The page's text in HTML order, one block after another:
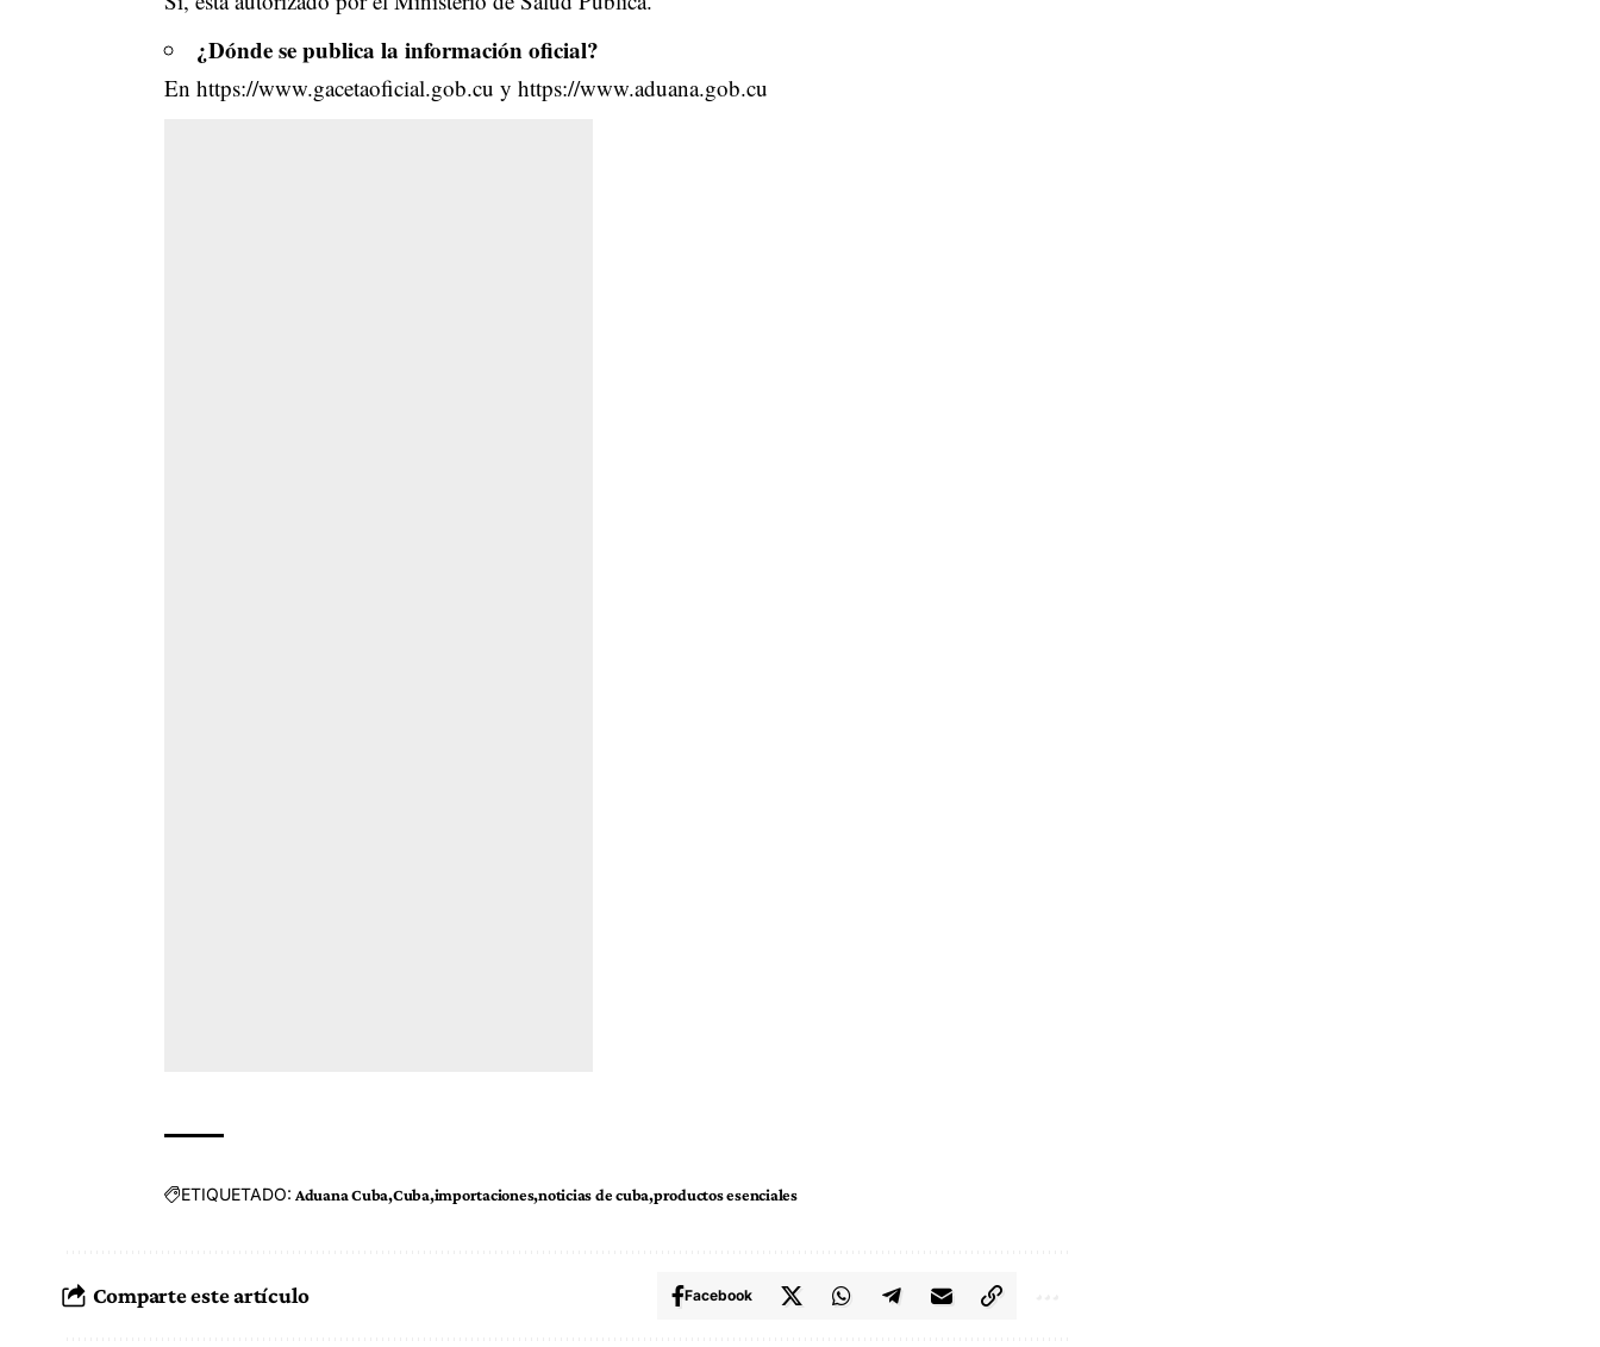
¿Dónde se publica la información oficial?
En https://www.gacetaoficial.gob.cu y https://www.aduana.gob.cu
ETIQUETADO: Aduana Cuba Cuba importaciones noticias de cuba productos esenciales
Comparte este artículo Facebook